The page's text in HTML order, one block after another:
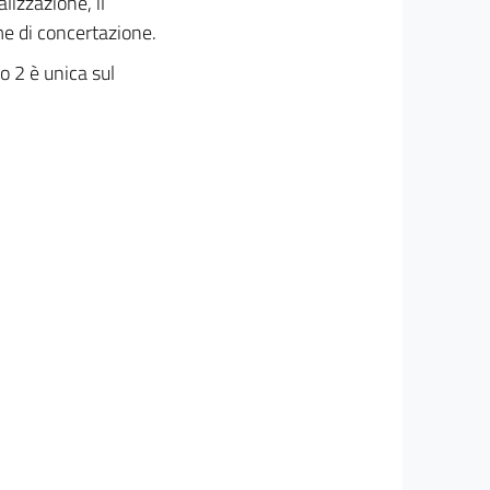
di concertazione.
2 è unica sul